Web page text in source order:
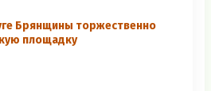
Брянщины торжественно
площадку